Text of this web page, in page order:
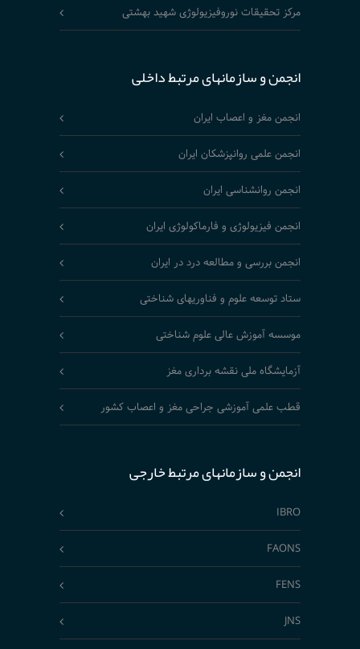
مرکز تحقیقات نوروفیزیولوژی شهید بهشتی
انجمن و سازمانهای مرتبط داخلی
انجمن مغز و اعصاب ایران
انجمن علمی روانپزشکان ایران
انجمن روانشناسی ایران
انجمن فیزیولوژی و فارماکولوژی ایران
انجمن بررسی و مطالعه درد در ایران
ستاد توسعه علوم و فناوریهای شناختی
موسسه آموزش عالی علوم شناختی
آزمایشگاه ملی نقشه برداری مغز
قطب علمی آموزشی جراحی مغز و اعصاب کشور
انجمن و سازمانهای مرتبط خارجی
IBRO
FAONS
FENS
JNS